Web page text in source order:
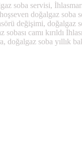
soba servisi,
doğalgaz soba
değişimi, doğalgaz
camı kırıldı
doğalgaz soba yıllık